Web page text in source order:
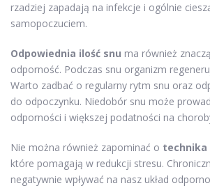
rzadziej zapadają na infekcje i ogólnie
samopoczuciem.
Odpowiednia ilość snu ma również
odporność. Podczas snu organizm
Warto zadbać o regularny rytm snu oraz
do odpoczynku. Niedobór snu może
odporności i większej podatności na
Nie można również zapominać o technika
które pomagają w redukcji stresu.
negatywnie wpływać na nasz układ